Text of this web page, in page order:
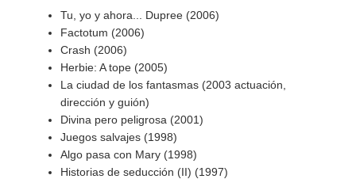
Tu, yo y ahora... Dupree (2006)
Factotum (2006)
Crash (2006)
Herbie: A tope (2005)
La ciudad de los fantasmas (2003 actuación,
dirección y guión)
Divina pero peligrosa (2001)
Juegos salvajes (1998)
Algo pasa con Mary (1998)
Historias de seducción (II) (1997)